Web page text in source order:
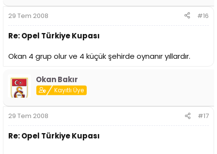
29 Tem 2008 #16
Re: Opel Türkiye Kupası
Okan 4 grup olur ve 4 küçük şehirde oynanır yıllardır.
Okan Bakır
Kayıtlı Üye
29 Tem 2008 #17
Re: Opel Türkiye Kupası